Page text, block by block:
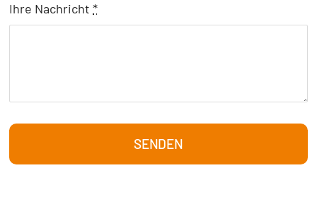
Ihre Nachricht*
SENDEN